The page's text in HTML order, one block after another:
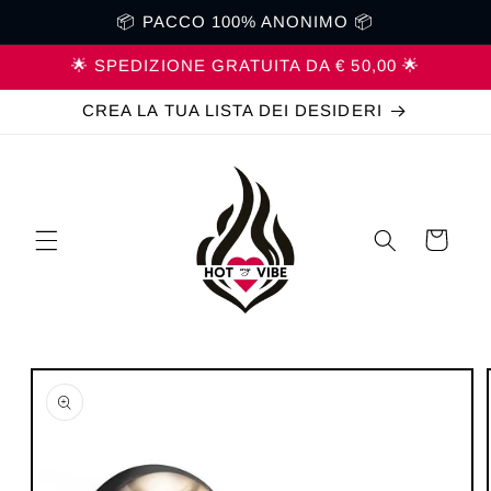
direttamente
ai contenuti
📦 PACCO 100% ANONIMO 📦
🌟 SPEDIZIONE GRATUITA DA € 50,00 🌟
CREA LA TUA LISTA DEI DESIDERI
Carrello
Passa alle
informazioni
sul prodotto